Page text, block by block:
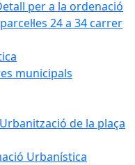
per a la ordenació
24 a 34 carrer
municipals
de la plaça
Urbanística